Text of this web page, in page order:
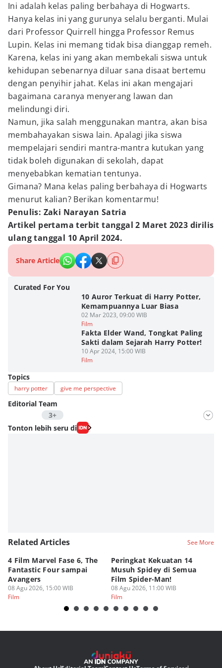
Ini adalah kelas paling berbahaya di Hogwarts.
Hanya kelas ini yang gurunya selalu berganti. Mulai
dari Professor Quirrell hingga Professor Remus
Lupin. Kelas ini memang tidak bisa dianggap remeh.
Karena, kelas ini yang akan membekali siswa untuk
kehidupan sebenarnya diluar sana disaat bertemu
dengan penyihir jahat. Kelas ini akan mengajari
bagaimana caranya menyerang lawan dan
melindungi diri.
Namun, jika salah menggunakan mantra, akan bisa
membahayakan siswa lain. Apalagi jika siswa
mempelajari sendiri mantra-mantra kutukan yang
tidak boleh digunakan di sekolah, dapat
menyebabkan kematian tentunya.
Gimana? Mana kelas paling berbahaya di Hogwarts
menurut kalian? Berikan komentarmu!
Penulis: Zaki Narayan Satria
Artikel pertama terbit tanggal 2 Maret 2023 dirilis
ulang tanggal 10 April 2024.
Share Article
Curated For You
10 Auror Terkuat di Harry Potter,
Kemampuannya Luar Biasa
02 Mar 2023, 09:00 WIB
Film
Fakta Elder Wand, Tongkat Paling
Sakti dalam Sejarah Harry Potter!
10 Apr 2024, 15:00 WIB
Film
Topics
harry potter give me perspective
Editorial Team
3+
Editor
Tonton lebih seru di
Related Articles See More
4 Film Marvel Fase 6, The
Fantastic Four sampai
Avangers
08 Agu 2026, 15:00 WIB
Film
Peringkat Kekuatan 14
Musuh Spidey di Semua
Film Spider-Man!
08 Agu 2026, 11:00 WIB
Film